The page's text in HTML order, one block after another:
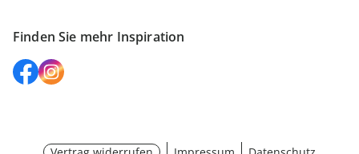
Finden Sie mehr Inspiration